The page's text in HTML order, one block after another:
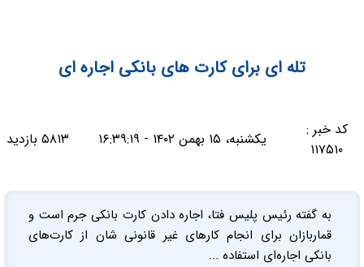
تله ای برای کارت های بانکی اجاره ای
کد خبر :
۱۱۷۵۱۰
یکشنبه، ۱۵ بهمن ۱۴۰۲ - ۱۶:۳۹:۱۹ ۵۸۱۳ بازدید
به گفته رئیس پلیس فتا، اجاره دادن کارت بانکی جرم است و
قماربازان برای انجام کارهای غیر قانونی شان از کارت‌های
بانکی اجاره‌ای استفاده ...